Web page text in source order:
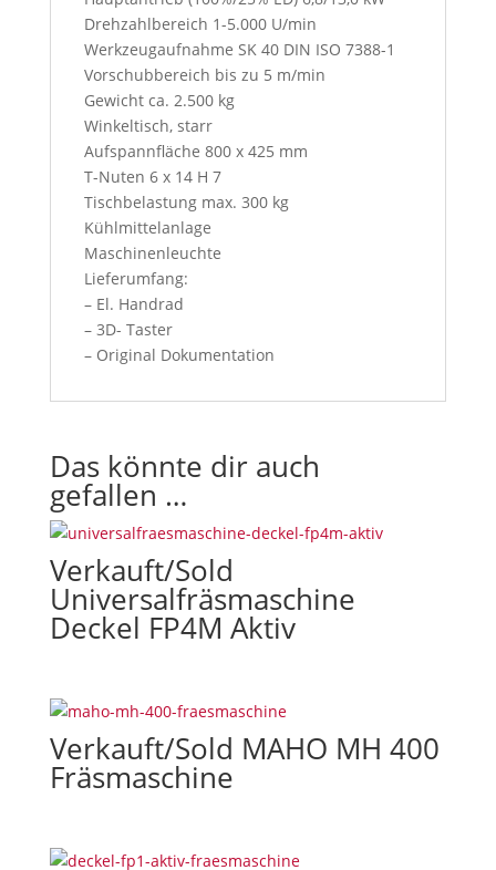
t
t
o
n
,
y
o
u
w
i
l
l
a
c
c
o
u
t
e
r
m
s
d
c
o
Drehzahlbereich 1-5.000 U/min
Werkzeugaufnahme SK 40 DIN ISO 7388-1
Vorschubbereich bis zu 5 m/min
Gewicht ca. 2.500 kg
Winkeltisch, starr
Aufspannfläche 800 x 425 mm
T-Nuten 6 x 14 H 7
Tischbelastung max. 300 kg
Kühlmittelanlage
Maschinenleuchte
Lieferumfang:
– El. Handrad
– 3D- Taster
– Original Dokumentation
Das könnte dir auch
gefallen …
Verkauft/Sold
Universalfräsmaschine
Deckel FP4M Aktiv
Verkauft/Sold MAHO MH 400
Fräsmaschine